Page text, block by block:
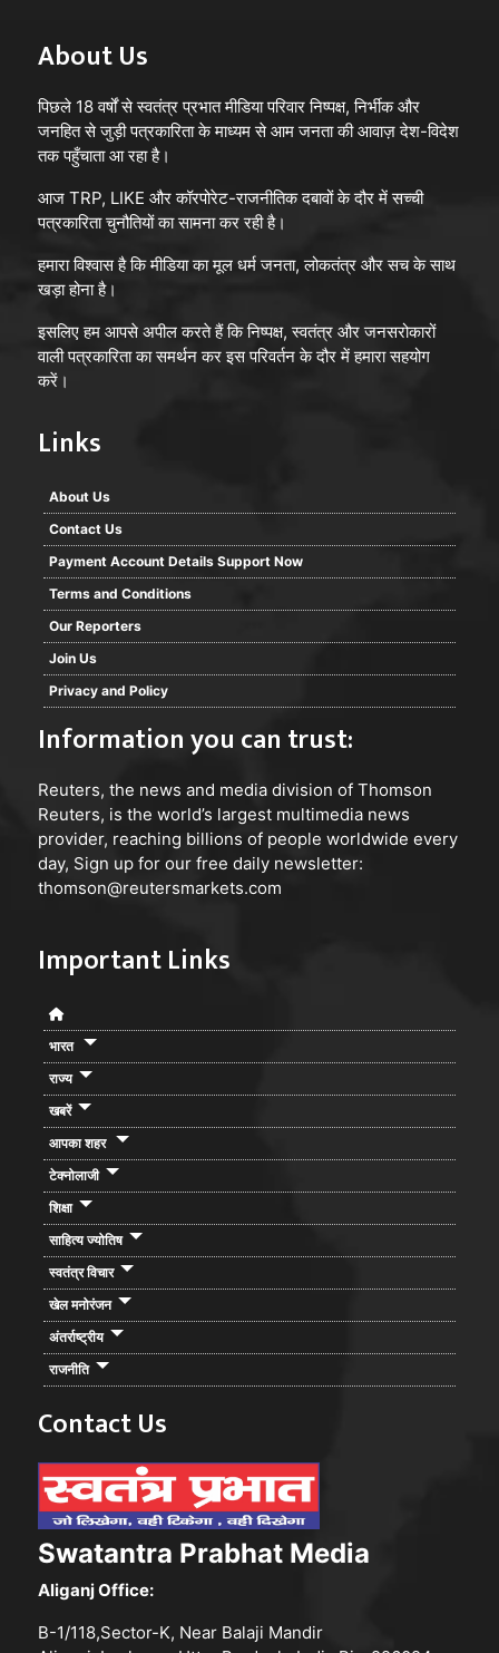
About Us
पिछले 18 वर्षों से स्वतंत्र प्रभात मीडिया परिवार निष्पक्ष, निर्भीक और
जनहित से जुड़ी पत्रकारिता के माध्यम से आम जनता की आवाज़ देश-विदेश
तक पहुँचाता आ रहा है।
आज TRP, LIKE और कॉरपोरेट-राजनीतिक दबावों के दौर में सच्ची
पत्रकारिता चुनौतियों का सामना कर रही है।
हमारा विश्वास है कि मीडिया का मूल धर्म जनता, लोकतंत्र और सच के साथ
खड़ा होना है।
इसलिए हम आपसे अपील करते हैं कि निष्पक्ष, स्वतंत्र और जनसरोकारों
वाली पत्रकारिता का समर्थन कर इस परिवर्तन के दौर में हमारा सहयोग
करें।
Links
About Us
Contact Us
Payment Account Details Support Now
Terms and Conditions
Our Reporters
Join Us
Privacy and Policy
Information you can trust:
Reuters, the news and media division of Thomson
Reuters, is the world’s largest multimedia news
provider, reaching billions of people worldwide every
day, Sign up for our free daily newsletter:
thomson@reutersmarkets.com
Important Links
भारत
राज्य
खबरें
आपका शहर
टेक्नोलाजी
शिक्षा
साहित्य ज्योतिष
स्वतंत्र विचार
खेल मनोरंजन
अंतर्राष्ट्रीय
राजनीति
Contact Us
Swatantra Prabhat Media
Aliganj Office:
B-1/118,Sector-K, Near Balaji Mandir